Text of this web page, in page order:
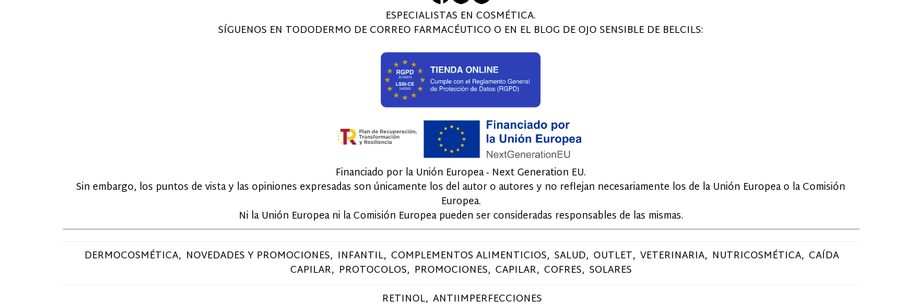
ESPECIALISTAS EN COSMÉTICA.
SÍGUENOS EN TODODERMO DE CORREO FARMACÉUTICO O EN EL BLOG DE OJO SENSIBLE DE BELCILS:
Financiado por la Unión Europea - Next Generation EU.
Sin embargo, los puntos de vista y las opiniones expresadas son únicamente los del autor o autores y no reflejan necesariamente los de la Unión Europea o la Comisión
Europea.
Ni la Unión Europea ni la Comisión Europea pueden ser consideradas responsables de las mismas.
DERMOCOSMÉTICA NOVEDADES Y PROMOCIONES INFANTIL COMPLEMENTOS ALIMENTICIOS SALUD OUTLET VETERINARIA NUTRICOSMÉTICA CAÍDA
CAPILAR PROTOCOLOS PROMOCIONES CAPILAR COFRES SOLARES
RETINOL ANTIIMPERFECCIONES